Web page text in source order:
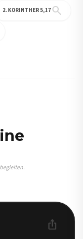
2. KORINTHER 5,17 search
ios_share